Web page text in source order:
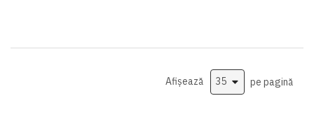
Afișează pe pagină